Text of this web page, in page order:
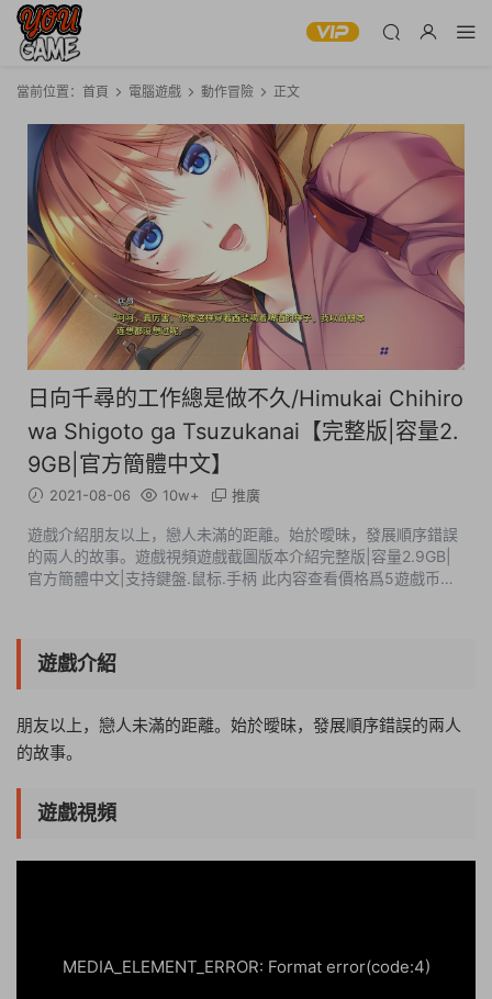
當前位置： 首頁 電腦遊戲 動作冒險 正文
日向千尋的工作總是做不久/Himukai Chihiro
wa Shigoto ga Tsuzukanai【完整版|容量2.
9GB|官方簡體中文】
2021-08-06 10w+ 推廣
遊戲介紹朋友以上，戀人未滿的距離。始於曖昧，發展順序錯誤
的兩人的故事。遊戲視頻遊戲截圖版本介紹完整版|容量2.9GB|
官方簡體中文|支持鍵盤.鼠标.手柄 此内容查看價格爲5遊戲币
遊戲介紹
朋友以上，戀人未滿的距離。始於曖昧，發展順序錯誤的兩人
的故事。
遊戲視頻
MEDIA_ELEMENT_ERROR: Format error(code:4)